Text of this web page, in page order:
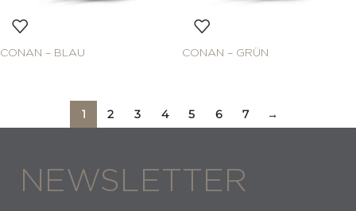
CONAN – BLAU CONAN – GRÜN
1 2 3 4 5 6 7 →
NEWSLETTER